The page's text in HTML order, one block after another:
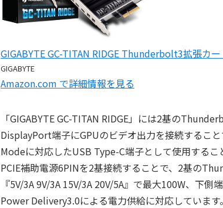
GIGABYTE GC-TITAN RIDGE Thunderbolt3拡張カー
GIGABYTE
Amazon.com で詳細情報を見る
「GIGABYTE GC-TITAN RIDGE」には2基の
DisplayPort端子にGPUのビデオ出力を接続するこ
Modeに対応したUSB Type-C端子として使用するこ
PCIE補助電源6PINを2基接続することで、2基の
『5V/3A 9V/3A 15V/3A 20V/5A』で最大100W、下側
Power Delivery3.0による電力供給に対応しています。